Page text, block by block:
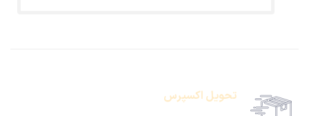
تحویل اکسپرس